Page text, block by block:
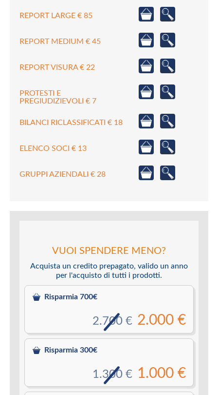
REPORT LARGE € 85
REPORT MEDIUM € 45
REPORT VISURA € 22
PROTESTI E
PREGIUDIZIEVOLI € 7
BILANCI RICLASSIFICATI € 18
ELENCO SOCI € 13
GRUPPI AZIENDALI € 28
VUOI SPENDERE MENO?
Acquista un credito prepagato, valido un anno
per l'acquisto di tutti i prodotti.
Risparmia 700€
2.000 €
2.700 €
Risparmia 300€
1.000 €
1.300 €